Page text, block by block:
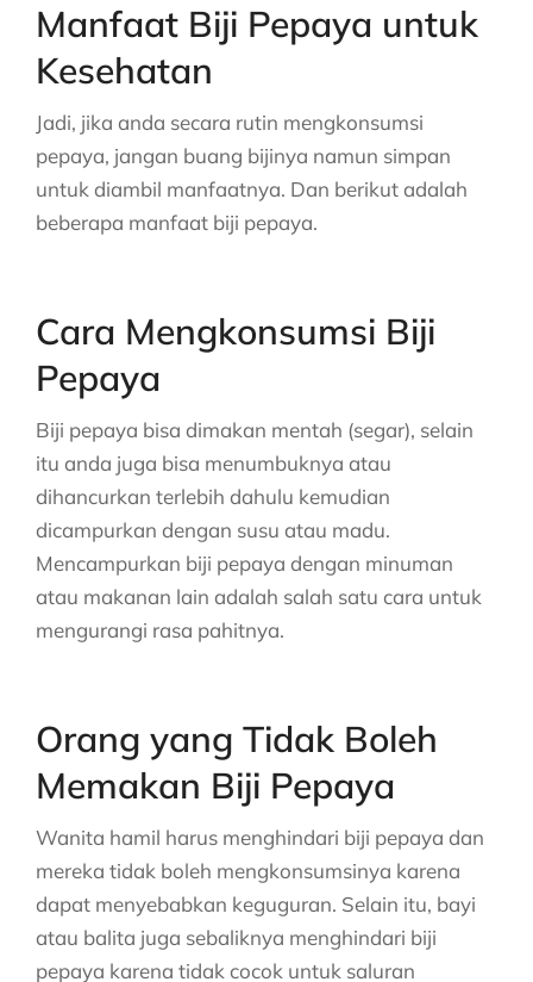
Manfaat Biji Pepaya untuk
Kesehatan
Jadi, jika anda secara rutin mengkonsumsi
pepaya, jangan buang bijinya namun simpan
untuk diambil manfaatnya. Dan berikut adalah
beberapa manfaat biji pepaya.
Cara Mengkonsumsi Biji
Pepaya
Biji pepaya bisa dimakan mentah (segar), selain
itu anda juga bisa menumbuknya atau
dihancurkan terlebih dahulu kemudian
dicampurkan dengan susu atau madu.
Mencampurkan biji pepaya dengan minuman
atau makanan lain adalah salah satu cara untuk
mengurangi rasa pahitnya.
Orang yang Tidak Boleh
Memakan Biji Pepaya
Wanita hamil harus menghindari biji pepaya dan
mereka tidak boleh mengkonsumsinya karena
dapat menyebabkan keguguran. Selain itu, bayi
atau balita juga sebaliknya menghindari biji
pepaya karena tidak cocok untuk saluran